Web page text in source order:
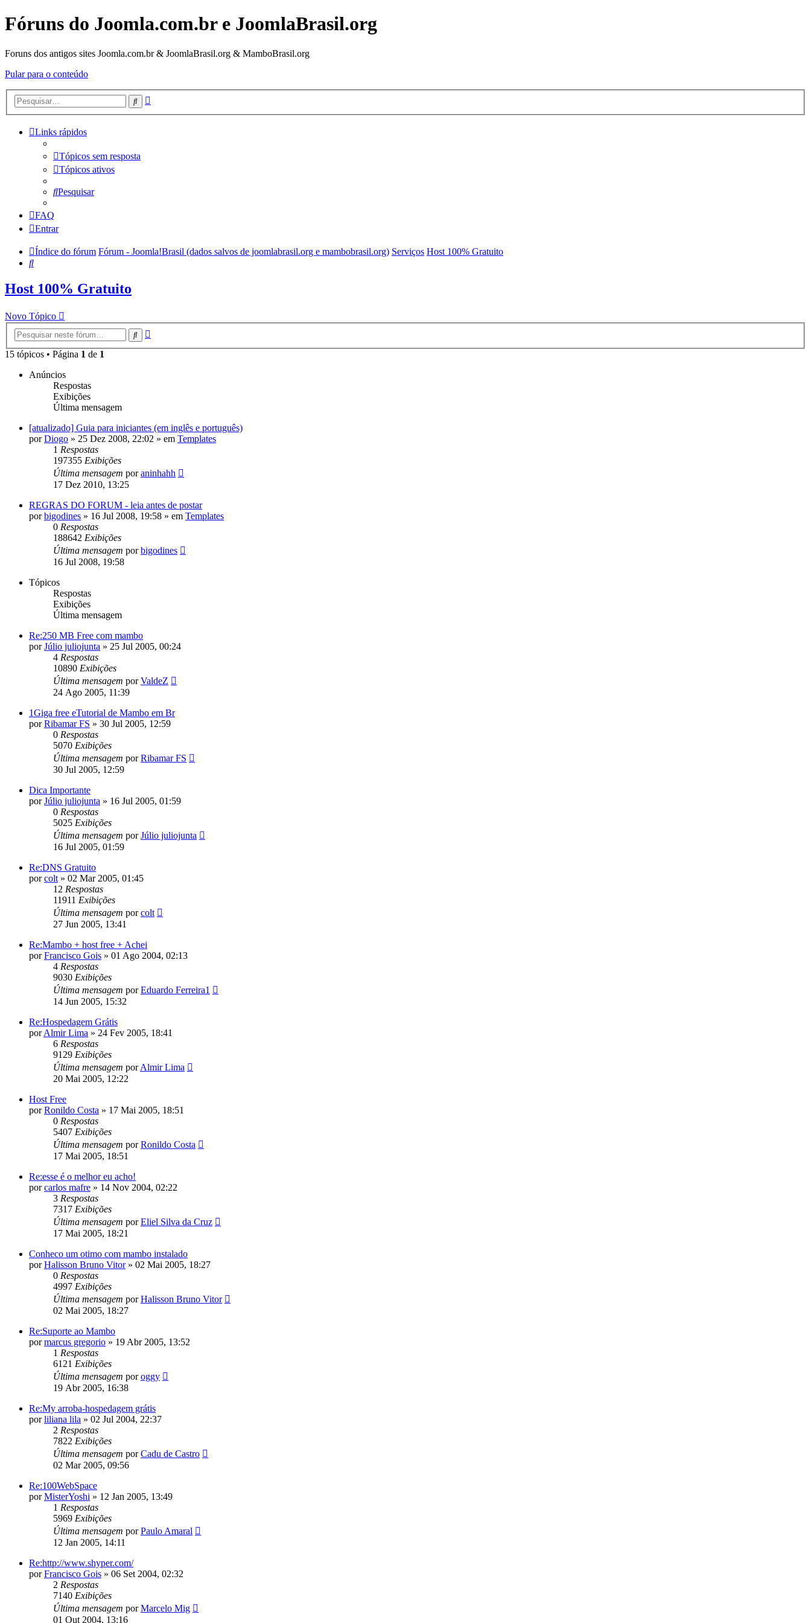
Fóruns do Joomla.com.br e JoomlaBrasil.org
Foruns dos antigos sites Joomla.com.br & JoomlaBrasil.org & MamboBrasil.org
Pular para o conteúdo
Pesquisar
Links rápidos
Tópicos sem resposta
Tópicos ativos
Pesquisar
FAQ
Entrar
Índice do fórum Fórum - Joomla!Brasil (dados salvos de joomlabrasil.org e mambobrasil.org) Serviços Host 100% Gratuito
Pesquisar
Host 100% Gratuito
Novo Tópico
Pesquisar
15 tópicos • Página 1 de 1
Anúncios
Respostas
Exibições
Última mensagem
[atualizado] Guia para iniciantes (em inglês e português)
porDiogo » 25 Dez 2008, 22:02 » em Templates
1 Respostas
197355 Exibições
Última mensagem poraninhahh
17 Dez 2010, 13:25
REGRAS DO FORUM - leia antes de postar
porbigodines » 16 Jul 2008, 19:58 » em Templates
0 Respostas
188642 Exibições
Última mensagem porbigodines
16 Jul 2008, 19:58
Tópicos
Respostas
Exibições
Última mensagem
Re:250 MB Free com mambo
porJúlio juliojunta » 25 Jul 2005, 00:24
4 Respostas
10890 Exibições
Última mensagem porValdeZ
24 Ago 2005, 11:39
1Giga free eTutorial de Mambo em Br
porRibamar FS » 30 Jul 2005, 12:59
0 Respostas
5070 Exibições
Última mensagem porRibamar FS
30 Jul 2005, 12:59
Dica Importante
porJúlio juliojunta » 16 Jul 2005, 01:59
0 Respostas
5025 Exibições
Última mensagem porJúlio juliojunta
16 Jul 2005, 01:59
Re:DNS Gratuito
porcolt » 02 Mar 2005, 01:45
12 Respostas
11911 Exibições
Última mensagem porcolt
27 Jun 2005, 13:41
Re:Mambo + host free + Achei
porFrancisco Gois » 01 Ago 2004, 02:13
4 Respostas
9030 Exibições
Última mensagem porEduardo Ferreira1
14 Jun 2005, 15:32
Re:Hospedagem Grátis
porAlmir Lima » 24 Fev 2005, 18:41
6 Respostas
9129 Exibições
Última mensagem porAlmir Lima
20 Mai 2005, 12:22
Host Free
porRonildo Costa » 17 Mai 2005, 18:51
0 Respostas
5407 Exibições
Última mensagem porRonildo Costa
17 Mai 2005, 18:51
Re:esse é o melhor eu acho!
porcarlos mafre » 14 Nov 2004, 02:22
3 Respostas
7317 Exibições
Última mensagem porEliel Silva da Cruz
17 Mai 2005, 18:21
Conheco um otimo com mambo instalado
porHalisson Bruno Vitor» 02 Mai 2005, 18:27
0 Respostas
4997 Exibições
Última mensagem porHalisson Bruno Vitor
02 Mai 2005, 18:27
Re:Suporte ao Mambo
pormarcus gregorio » 19 Abr 2005, 13:52
1 Respostas
6121 Exibições
Última mensagem poroggy
19 Abr 2005, 16:38
Re:My arroba-hospedagem grátis
porliliana lila » 02 Jul 2004, 22:37
2 Respostas
7822 Exibições
Última mensagem porCadu de Castro
02 Mar 2005, 09:56
Re:100WebSpace
porMisterYoshi » 12 Jan 2005, 13:49
1 Respostas
5969 Exibições
Última mensagem porPaulo Amaral
12 Jan 2005, 14:11
Re:http://www.shyper.com/
porFrancisco Gois » 06 Set 2004, 02:32
2 Respostas
7140 Exibições
Última mensagem porMarcelo Mig
01 Out 2004, 13:16